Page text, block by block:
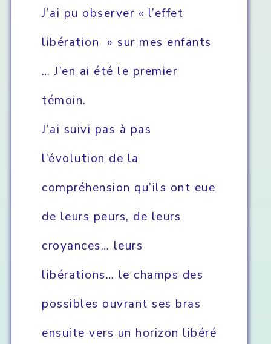
J’ai pu observer « l’effet
libération » sur mes enfants
… J’en ai été le premier
témoin.
J’ai suivi pas à pas
l’évolution de la
compréhension qu’ils ont eue
de leurs peurs, de leurs
croyances… leurs
libérations… le champs des
possibles ouvrant ses bras
ensuite vers un horizon libéré